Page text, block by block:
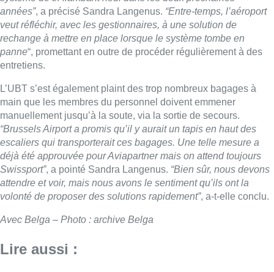
années”, a précisé Sandra Langenus. “Entre-temps, l’aéroport
veut réfléchir, avec les gestionnaires, à une solution de
rechange à mettre en place lorsque le système tombe en
panne“, promettant en outre de procéder régulièrement à des
entretiens.
L’UBT s’est également plaint des trop nombreux bagages à
main que les membres du personnel doivent emmener
manuellement jusqu’à la soute, via la sortie de secours.
“Brussels Airport a promis qu’il y aurait un tapis en haut des
escaliers qui transporterait ces bagages. Une telle mesure a
déjà été approuvée pour Aviapartner mais on attend toujours
Swissport”, a pointé Sandra Langenus. “Bien sûr, nous devons
attendre et voir, mais nous avons le sentiment qu’ils ont la
volonté de proposer des solutions rapidement”, a-t-elle conclu.
Avec Belga – Photo : archive Belga
Lire aussi :